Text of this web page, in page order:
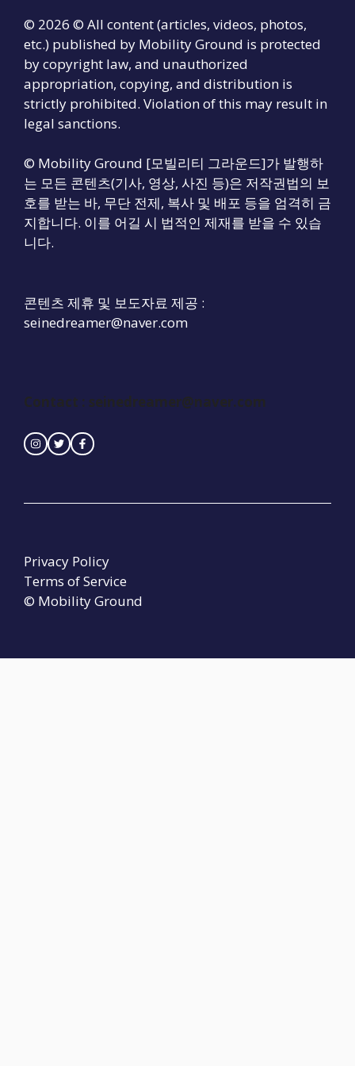
© 2026 © All content (articles, videos, photos,
etc.) published by Mobility Ground is protected
by copyright law, and unauthorized
appropriation, copying, and distribution is
strictly prohibited. Violation of this may result in
legal sanctions.
© Mobility Ground [모빌리티 그라운드]가 발행하
는 모든 콘텐츠(기사, 영상, 사진 등)은 저작권법의 보
호를 받는 바, 무단 전제, 복사 및 배포 등을 엄격히 금
지합니다. 이를 어길 시 법적인 제재를 받을 수 있습
니다.
콘텐츠 제휴 및 보도자료 제공 :
seinedreamer@naver.com
Contact : seinedreamer@naver.com
© Mobility Ground
Privacy Policy
Terms of Service